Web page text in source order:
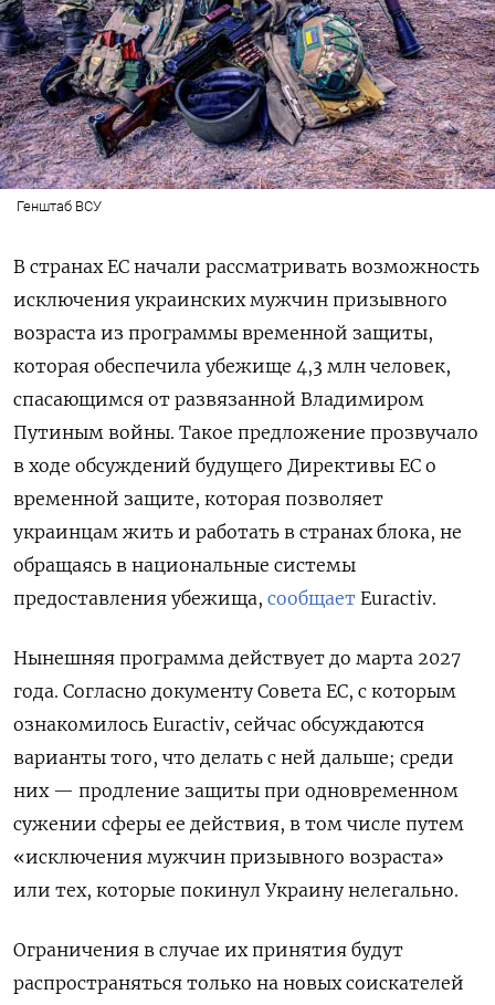
Генштаб ВСУ
В странах ЕС начали рассматривать возможность
исключения украинских мужчин призывного
возраста из программы временной защиты,
которая обеспечила убежище 4,3 млн человек,
спасающимся от развязанной Владимиром
Путиным войны. Такое предложение прозвучало
в ходе обсуждений будущего Директивы ЕС о
временной защите, которая позволяет
украинцам жить и работать в странах блока, не
обращаясь в национальные системы
предоставления убежища, сообщает Euractiv.
Нынешняя программа действует до марта 2027
года. Согласно документу Совета ЕС, с которым
ознакомилось Euractiv, сейчас обсуждаются
варианты того, что делать с ней дальше; среди
них — продление защиты при одновременном
сужении сферы ее действия, в том числе путем
«исключения мужчин призывного возраста»
или тех, которые покинул Украину нелегально.
Ограничения в случае их принятия будут
распространяться только на новых соискателей